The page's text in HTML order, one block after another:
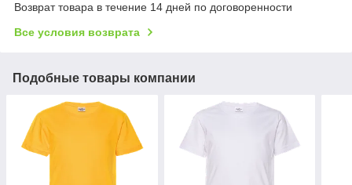
Возврат товара в течение 14 дней по договоренности
Все условия возврата
Подобные товары компании